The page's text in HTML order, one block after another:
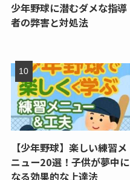
少年野球に潜むダメな指導
者の弊害と対処法
【少年野球】楽しい練習メ
ニュー20選！子供が夢中に
なる効果的な上達法